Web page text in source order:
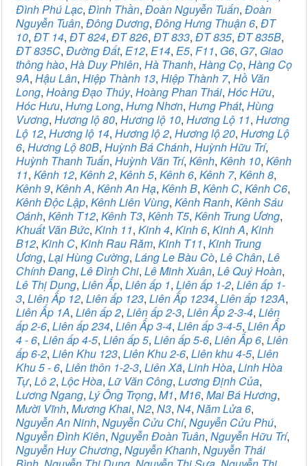
Đình Phú Lạc, Đình Thần, Đoàn Nguyễn Tuấn, Đoàn
Nguyễn Tuân, Đông Dương, Đông Hưng Thuận 6, ĐT
10, ĐT 14, ĐT 824, ĐT 826, ĐT 833, ĐT 835, ĐT 835B,
ĐT 835C, Đường Đất, E12, E14, E5, F11, G6, G7, Giao
thông hào, Hà Duy Phiên, Hà Thanh, Hàng Cọ, Hàng Cọ
9A, Hậu Lân, Hiệp Thành 13, Hiệp Thành 7, Hồ Văn
Long, Hoàng Đạo Thúy, Hoàng Phan Thái, Hóc Hữu,
Hóc Hưu, Hưng Long, Hưng Nhơn, Hưng Phát, Hùng
Vương, Hương lộ 80, Hương lộ 10, Hương Lộ 11, Hương
Lộ 12, Hương lộ 14, Hương lộ 2, Hương lộ 20, Hương Lộ
6, Hương Lộ 80B, Huỳnh Bá Chánh, Huỳnh Hữu Trí,
Huỳnh Thanh Tuấn, Huỳnh Văn Trí, Kênh, Kênh 10, Kênh
11, Kênh 12, Kênh 2, Kênh 5, Kênh 6, Kênh 7, Kênh 8,
Kênh 9, Kênh A, Kênh An Hạ, Kênh B, Kênh C, Kênh C6,
Kênh Độc Lập, Kênh Liên Vùng, Kênh Ranh, Kênh Sáu
Oánh, Kênh T12, Kênh T3, Kênh T5, Kênh Trung Ương,
Khuất Văn Bức, Kinh 11, Kinh 4, Kinh 6, Kinh A, Kinh
B12, Kinh C, Kinh Rau Răm, Kinh T11, Kinh Trung
Ương, Lại Hùng Cường, Láng Le Bàu Cò, Lê Chân, Lê
Chính Đang, Lê Đình Chi, Lê Minh Xuân, Lê Quý Hoàn,
Lê Thị Dung, Liên Ấp, Liên ấp 1, Liên ấp 1-2, Liên ấp 1-
3, Liên Ấp 12, Liên ấp 123, Liên Ấp 1234, Liên ấp 123A,
Liên Ấp 1A, Liên ấp 2, Liên ấp 2-3, Liên Ấp 2-3-4, Liên
ấp 2-6, Liên ấp 234, Liên Ấp 3-4, Liên ấp 3-4-5, Liên Ấp
4 - 6, Liên ấp 4-5, Liên ấp 5, Liên ấp 5-6, Liên Ấp 6, Liên
ấp 6-2, Liên Khu 123, Liên Khu 2-6, Liên khu 4-5, Liên
Khu 5 - 6, Liên thôn 1-2-3, Liên Xã, Linh Hòa, Linh Hòa
Tự, Lô 2, Lộc Hòa, Lữ Văn Công, Lương Định Của,
Lương Ngang, Lý Ông Trọng, M1, M16, Mai Bá Hương,
Mười Vĩnh, Mương Khai, N2, N3, N4, Năm Lửa 6,
Nguyễn An Ninh, Nguyễn Cửu Chí, Nguyễn Cửu Phú,
Nguyễn Đình Kiên, Nguyễn Đoàn Tuân, Nguyễn Hữu Trí,
Nguyễn Huy Chương, Nguyễn Khanh, Nguyễn Thái